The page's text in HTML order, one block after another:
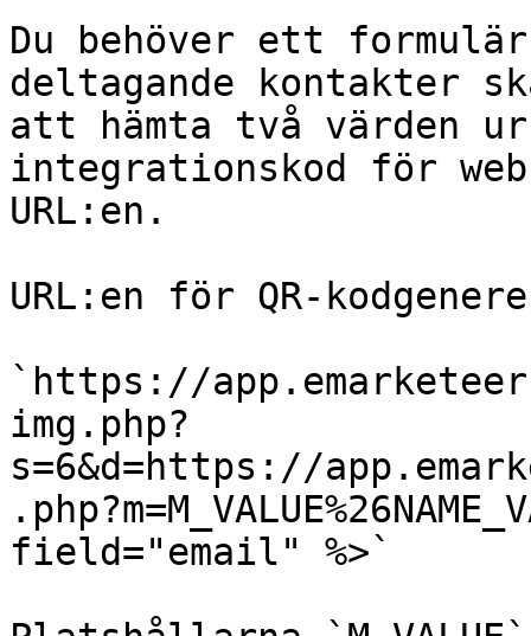
Du behöver ett
deltagande kontakter
att hämta två värden
integrationskod för
URL:en.
URL:en för QR-
`https://
img.php?
s=6&d=https://
field="email" %>`